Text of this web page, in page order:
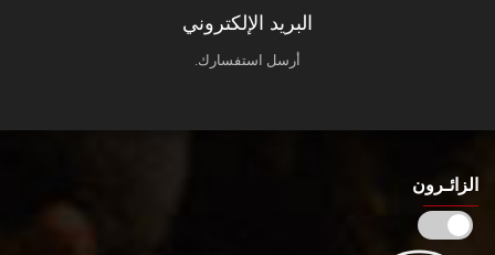
البريد الإلكتروني
أرسل استفسارك.
الزائـرون